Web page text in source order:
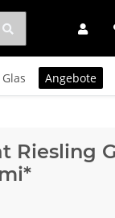
Angebote
Riesling